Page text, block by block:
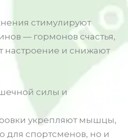
стимулируют
— гормонов счастья,
настроение и снижают
силы и
укрепляют мышцы,
для спортсменов, но и